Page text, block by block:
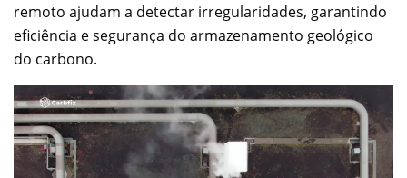
remoto ajudam a detectar irregularidades, garantindo
eficiência e segurança do armazenamento geológico
do carbono.